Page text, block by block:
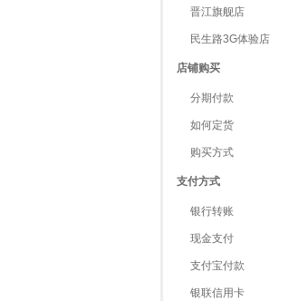
晋江旗舰店
民生路3G体验店
店铺购买
分期付款
如何定货
购买方式
支付方式
银行转账
现金支付
支付宝付款
银联信用卡